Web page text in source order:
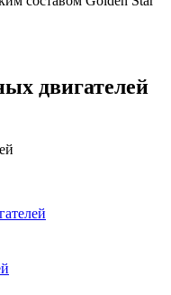
двигателей